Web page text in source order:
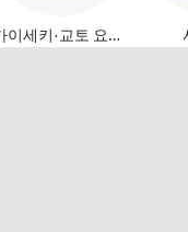
가이세키·교토 요리 (일식)